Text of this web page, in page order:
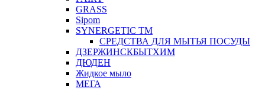
GRASS
Sipom
SYNERGETIC TM
СРЕДСТВА ДЛЯ МЫТЬЯ ПОСУДЫ
ДЗЕРЖИНСКБЫТХИМ
ДЮДЕН
Жидкое мыло
МЕГА